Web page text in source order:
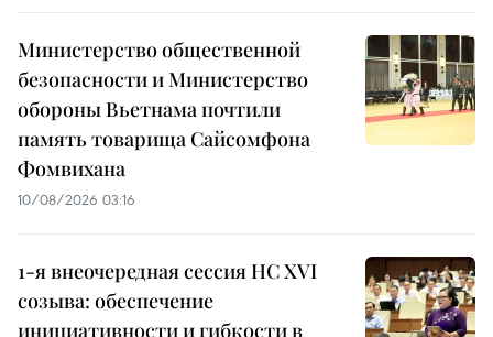
Министерство общественной
безопасности и Министерство
обороны Вьетнама почтили
память товарища Сайсомфона
Фомвихана
10/08/2026 03:16
1-я внеочередная сессия НС XVI
созыва: обеспечение
инициативности и гибкости в